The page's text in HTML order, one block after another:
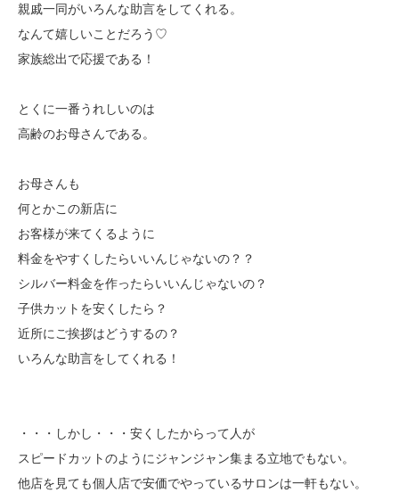
親戚一同がいろんな助言をしてくれる。
なんて嬉しいことだろう♡
家族総出で応援である！
とくに一番うれしいのは
高齢のお母さんである。
お母さんも
何とかこの新店に
お客様が来てくるように
料金をやすくしたらいいんじゃないの？？
シルバー料金を作ったらいいんじゃないの？
子供カットを安くしたら？
近所にご挨拶はどうするの？
いろんな助言をしてくれる！
・・・しかし・・・安くしたからって人が
スピードカットのようにジャンジャン集まる立地でもない。
他店を見ても個人店で安価でやっているサロンは一軒もない。